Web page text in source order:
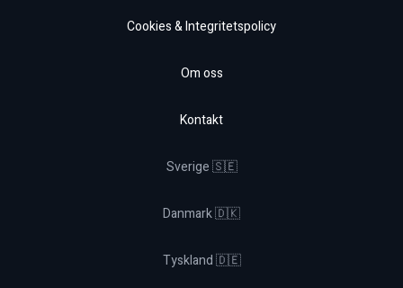
Cookies & Integritetspolicy
Om oss
Kontakt
Sverige 🇸🇪
Danmark 🇩🇰
Tyskland 🇩🇪